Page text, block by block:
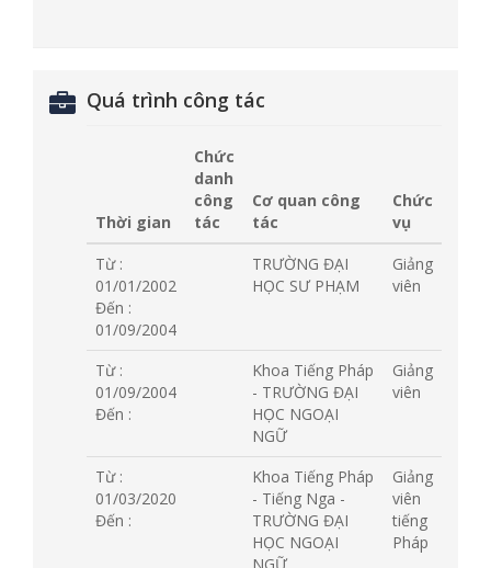
Quá trình công tác
Thời gian
Chức
danh
công
tác
Cơ quan công
tác
Chức
vụ
Từ :
01/01/2002
Đến :
01/09/2004
TRƯỜNG ĐẠI
HỌC SƯ PHẠM
Giảng
viên
Từ :
01/09/2004
Đến :
Khoa Tiếng Pháp
- TRƯỜNG ĐẠI
HỌC NGOẠI
NGỮ
Giảng
viên
Từ :
01/03/2020
Đến :
Khoa Tiếng Pháp
- Tiếng Nga -
TRƯỜNG ĐẠI
HỌC NGOẠI
NGỮ
Giảng
viên
tiếng
Pháp